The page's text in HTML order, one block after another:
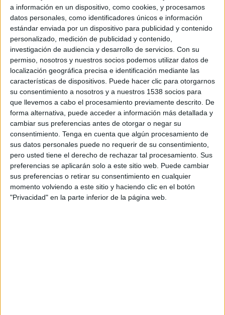
a información en un dispositivo, como cookies, y procesamos
datos personales, como identificadores únicos e información
estándar enviada por un dispositivo para publicidad y contenido
personalizado, medición de publicidad y contenido,
investigación de audiencia y desarrollo de servicios. Con su
permiso, nosotros y nuestros socios podemos utilizar datos de
localización geográfica precisa e identificación mediante las
características de dispositivos. Puede hacer clic para otorgarnos
su consentimiento a nosotros y a nuestros 1538 socios para
que llevemos a cabo el procesamiento previamente descrito. De
forma alternativa, puede acceder a información más detallada y
cambiar sus preferencias antes de otorgar o negar su
consentimiento. Tenga en cuenta que algún procesamiento de
sus datos personales puede no requerir de su consentimiento,
pero usted tiene el derecho de rechazar tal procesamiento. Sus
preferencias se aplicarán solo a este sitio web. Puede cambiar
sus preferencias o retirar su consentimiento en cualquier
momento volviendo a este sitio y haciendo clic en el botón
"Privacidad" en la parte inferior de la página web.
los que se enfrentan los profesionales ante el
email marketing.
"No es una sorpresa que los equipos de marketing
sigan considerando el correo electrónico como
un indicador clave de rendimiento”, comenta
John Follett, cofundador e investigador de
Demand Metric. Y añade: “Los profesionales del
marketing que relacionan los objetivos de los
correos electrónicos con los ingresos y que
trabajan activamente para comprender las
preferencias de los suscriptores de sus listas de
correo, logran resultados superiores a la media”.
Losprincipales hallazgos del informeThe
State of Email Marketingson:
Fijar objetivos precisos es un factor